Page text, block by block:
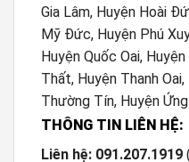
Gia Lâm, Huyện Hoài
Mỹ Đức, Huyện Phú
Huyện Quốc Oai,
Thất, Huyện Thanh
Thường Tín, Huyện
THÔNG TIN LIÊN HỆ:
Liên hệ: 091.207.1919